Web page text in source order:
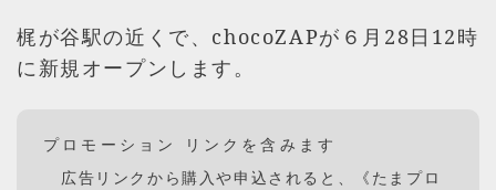
梶が谷駅の近くで、chocoZAPが６月28日12時
に新規オープンします。
プロモーション リンクを含みます
広告リンクから購入や申込されると、《たまプロ